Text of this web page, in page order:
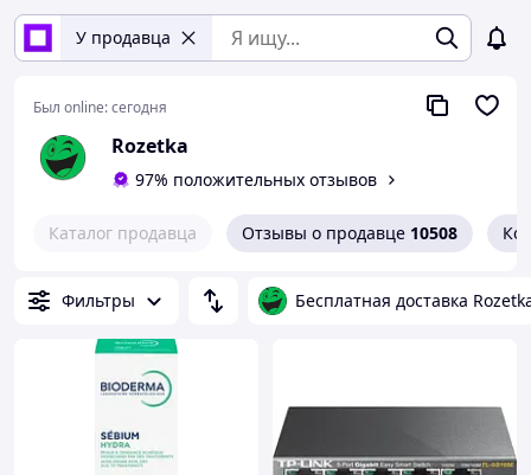
У продавца
Был online:сегодня
Rozetka
97% положительных отзывов
Каталог продавца Отзывы о продавце 10508
Фильтры Бесплатная доставка